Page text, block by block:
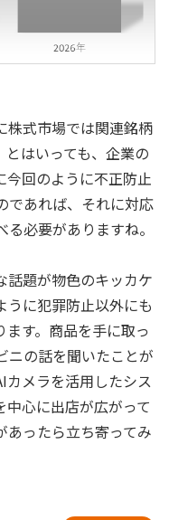
株式市場では関連銘柄
はいっても、企業の
今回のように不正防止
であれば、それに対応
必要がありますね。
話題が物色のキッカケ
うに犯罪防止以外にも
す。商品を手に取っ
ニの話を聞いたことが
カメラを活用したシス
心に出店が広がって
あったら立ち寄ってみ